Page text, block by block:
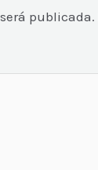
publicada.